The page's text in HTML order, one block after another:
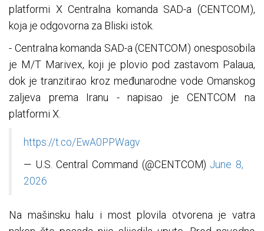
platformi X Centralna komanda SAD-a (CENTCOM),
koja je odgovorna za Bliski istok.
- Centralna komanda SAD-a (CENTCOM) onesposobila
je M/T Marivex, koji je plovio pod zastavom Palaua,
dok je tranzitirao kroz međunarodne vode Omanskog
zaljeva prema Iranu - napisao je CENTCOM na
platformi X.
https://t.co/EwA0PPWagv
— U.S. Central Command (@CENTCOM) June 8,
2026
Na mašinsku halu i most plovila otvorena je vatra